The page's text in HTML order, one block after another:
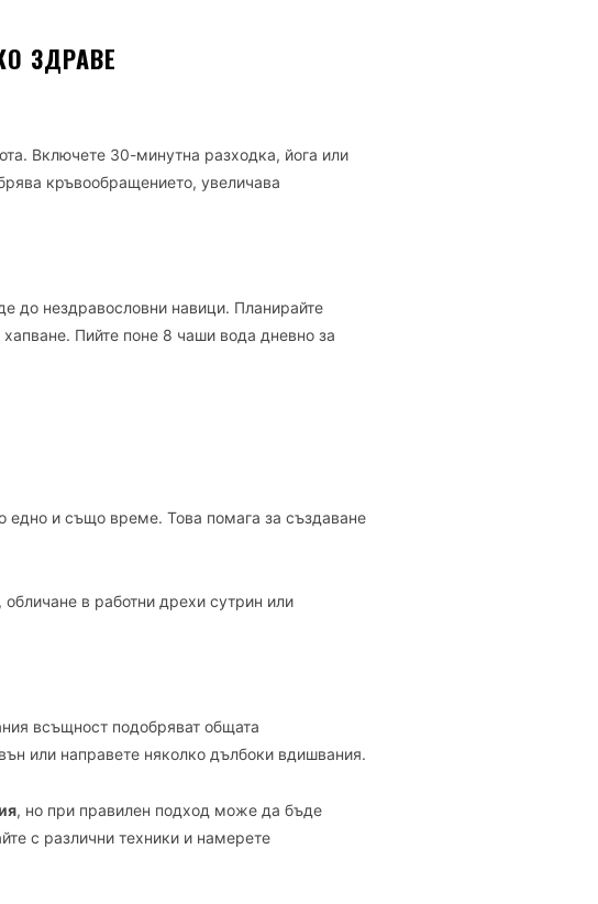
ЗДРАВЕ
Включете 30-минутна разходка, йога или
кръвообращението, увеличава
до нездравословни навици. Планирайте
Пийте поне 8 чаши вода дневно за
едно и също време. Това помага за създаване
в работни дрехи сутрин или
всъщност подобряват общата
или направете няколко дълбоки вдишвания.
, но при правилен подход може да бъде
с различни техники и намерете